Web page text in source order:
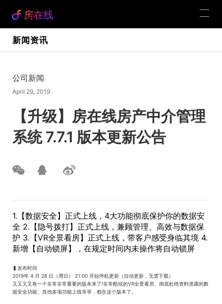
房在线
新闻资讯
公司新闻
April 29, 2019
【升级】房在线房产中介管理
系统 7.7.1 版本更新公告
1.【数据安全】正式上线，4大功能彻底保护你的数据安
全 2.【隐号拨打】正式上线，兼顾管理、高效与数据保
护 3.【VR全景看房】正式上线，带客户感受身临其境 4.
新增【自动锁屏】，在规定时间内未操作将自动锁屏
▍发布时间
2019年 4 月 28 日（周日） 21:00 开始停机更新（自动更新，无需下载）
又又又又有一个非常非常重要的版本来了!非常酷炫的VR全景看房、彻底杜绝资料泄露的数
据安全功能、其他多项功能上线等等，都在这个版本了。